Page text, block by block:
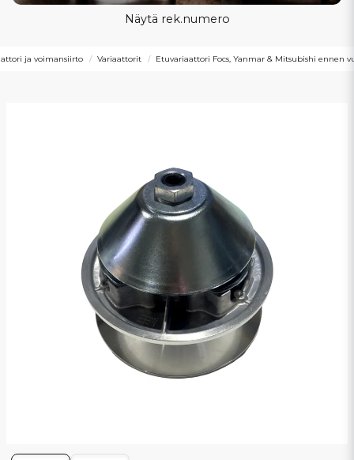
Näytä rek.numero
ja voimansiirto Variaattorit Etuvariaattori Focs, Yanmar & Mitsubishi ennen